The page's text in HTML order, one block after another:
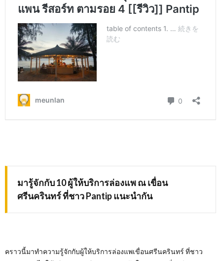
มารู้จักกับ 10 ผู้ให้บริการล่องแพ ณ เขื่อน
ศรีนครินทร์ ที่ชาวPantipแนะนำกัน
คราวนี้มาทำความรู้จักกับผู้ให้บริการล่องแพเขื่อนศรีนครินทร์ ที่ชาว